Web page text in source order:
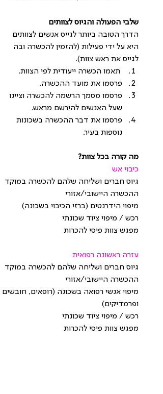
שלבי הפעולה והגיוס לצוותים
הדרך הטובה ביותר לגייס אנשים לצוותים
היא על ידי פעילות (להזמין להכשרה ובה
לגייס את ראש צוות).
תאמו הכשרה ייעודית לפי הצוות.
פרסמו את מועד ההכשרה.
פרסמו מסמך הרשמה להכשרה וציינו
שעל האנשים להירשם מראש.
פרסמו את דבר ההכשרה בשכונות
נוספות בעיר.
מה קורה בכל צוות?
כיבוי אש
גיוס חברים ושליחה שלהם להכשרה במוקד
ההכשרה היישובי/אזורי
מיפוי הידרנטים (ברזי הכיבוי בשכונה)
רכש / מיפוי ציוד שכונתי
מפגש צוות פיסי להכרות
עזרה ראשונה רפואית
גיוס חברים ושליחה שלהם להכשרה במוקד
ההכשרה היישובי/אזורי
מיפוי אנשי רפואה בשכונה (רופאים, חובשים
ופרמדיקים)
רכש / מיפוי ציוד שכונתי
מפגש צוות פיסי להכרות